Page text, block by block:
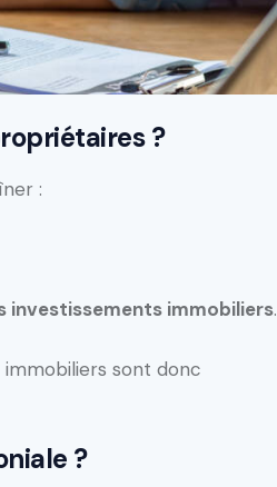
?
:
immobiliers.
sont donc
?